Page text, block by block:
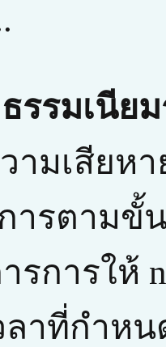
รรมเนีย
มเสียห
ารตามขั้
รการให้
ลาที่กำหน